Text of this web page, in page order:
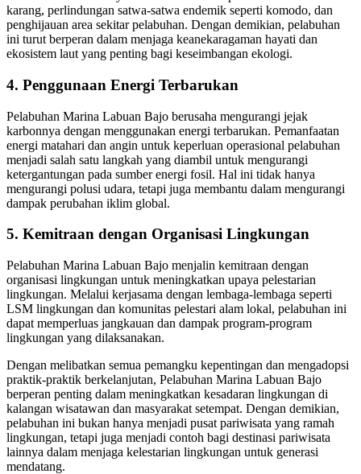
karang, perlindungan satwa-satwa endemik seperti komodo, dan
penghijauan area sekitar pelabuhan. Dengan demikian, pelabuhan
ini turut berperan dalam menjaga keanekaragaman hayati dan
ekosistem laut yang penting bagi keseimbangan ekologi.
4. Penggunaan Energi Terbarukan
Pelabuhan Marina Labuan Bajo berusaha mengurangi jejak
karbonnya dengan menggunakan energi terbarukan. Pemanfaatan
energi matahari dan angin untuk keperluan operasional pelabuhan
menjadi salah satu langkah yang diambil untuk mengurangi
ketergantungan pada sumber energi fosil. Hal ini tidak hanya
mengurangi polusi udara, tetapi juga membantu dalam mengurangi
dampak perubahan iklim global.
5. Kemitraan dengan Organisasi Lingkungan
Pelabuhan Marina Labuan Bajo menjalin kemitraan dengan
organisasi lingkungan untuk meningkatkan upaya pelestarian
lingkungan. Melalui kerjasama dengan lembaga-lembaga seperti
LSM lingkungan dan komunitas pelestari alam lokal, pelabuhan ini
dapat memperluas jangkauan dan dampak program-program
lingkungan yang dilaksanakan.
Dengan melibatkan semua pemangku kepentingan dan mengadopsi
praktik-praktik berkelanjutan, Pelabuhan Marina Labuan Bajo
berperan penting dalam meningkatkan kesadaran lingkungan di
kalangan wisatawan dan masyarakat setempat. Dengan demikian,
pelabuhan ini bukan hanya menjadi pusat pariwisata yang ramah
lingkungan, tetapi juga menjadi contoh bagi destinasi pariwisata
lainnya dalam menjaga kelestarian lingkungan untuk generasi
mendatang.